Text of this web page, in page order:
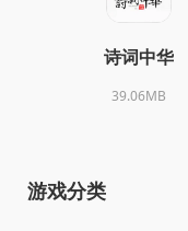
诗词中华
39.06MB
游戏分类